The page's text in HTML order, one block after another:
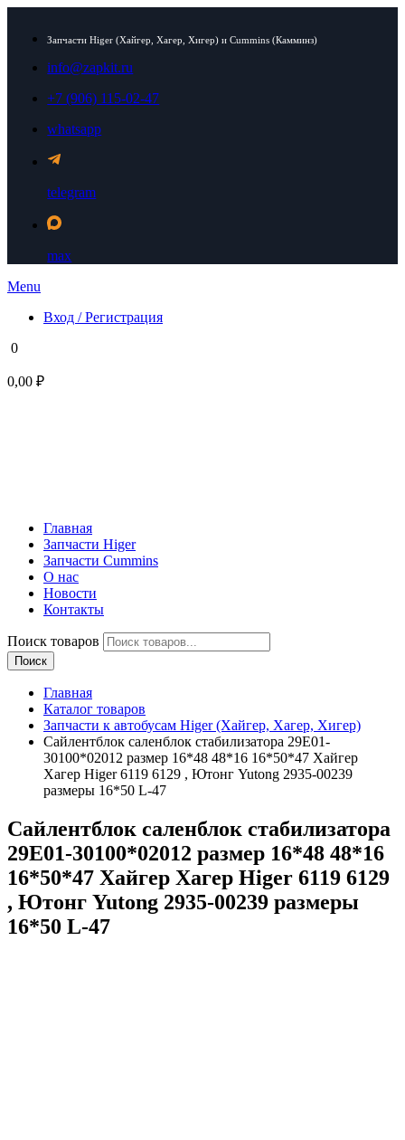
Запчасти Higer (Хайгер, Хагер, Хигер) и Cummins (Камминз)
info@zapkit.ru
+7 (906) 115-02-47
whatsapp
telegram
max
Menu
Вход / Регистрация
0
0,00 ₽
Главная
Запчасти Higer
Запчасти Cummins
О нас
Новости
Контакты
Поиск товаров
Поиск
Главная
Каталог товаров
Запчасти к автобусам Higer (Хайгер, Хагер, Хигер)
Сайлентблок саленблок стабилизатора 29E01-
30100*02012 размер 16*48 48*16 16*50*47 Хайгер
Хагер Higer 6119 6129 , Ютонг Yutong 2935-00239
размеры 16*50 L-47
Сайлентблок саленблок стабилизатора
29E01-30100*02012 размер 16*48 48*16
16*50*47 Хайгер Хагер Higer 6119 6129
, Ютонг Yutong 2935-00239 размеры
16*50 L-47